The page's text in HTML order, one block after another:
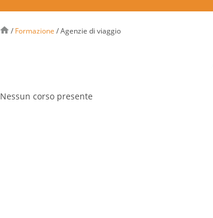
/ Formazione /Agenzie di viaggio
Nessun corso presente